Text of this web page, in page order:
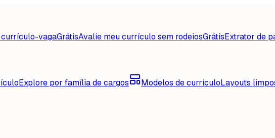
vagaGrátisAvalie meu currículo sem rodeiosGrátisExtrator de
Explore por família de cargos Modelos de currículoLayouts